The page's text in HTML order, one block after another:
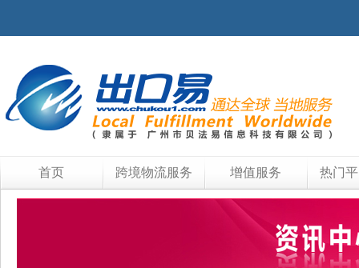
首页 跨境物流服务 增值服务 热门